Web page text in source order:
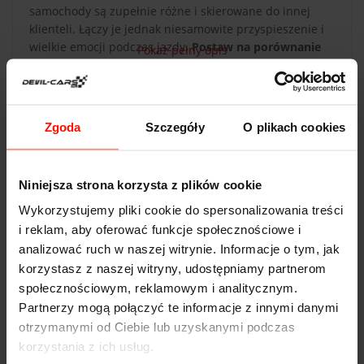
Zgoda Szczegóły O plikach cookies
Niniejsza strona korzysta z plików cookie
Wykorzystujemy pliki cookie do spersonalizowania treści
i reklam, aby oferować funkcje społecznościowe i
analizować ruch w naszej witrynie. Informacje o tym, jak
korzystasz z naszej witryny, udostępniamy partnerom
społecznościowym, reklamowym i analitycznym.
Partnerzy mogą połączyć te informacje z innymi danymi
otrzymanymi od Ciebie lub uzyskanymi podczas
korzystania z ich usług.
samochody są zupełnie różne i skierowane do innej
klienteli. Łączy je jednak niesamowite przyspieszenie i
wielkie emocji podczas jazdy.Postaw na porównanie
Gallardo i X-BOWa na torze Łódź i sprawdź, jak
prowadzi się każdy z nich.
To świetna okazja do
Gallardo - ekstremalnie szybki, mocny i komfortowy. X-
BOW - lekki, szalony i równie szybki, co jego włoski
konkurent. Przekonaj się sam lub podaruj pojedynek
pragnienia i zapewnij możliwość przejechania się
świetnymi autami na torze Łódź!
Pokaż pełny opis
WAŻNOŚĆ
Voucher jest ważny 365 dni od daty zakupu. Voucher
opłacony kartą podarunkową ma taką samą ważność co
karta. Przejazdy są realizowane w sezonie od maja do
października.